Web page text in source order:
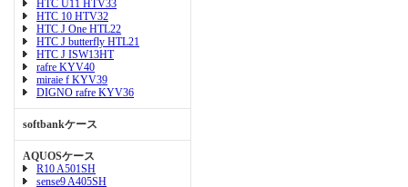
HTC U11 HTV33
HTC 10 HTV32
HTC J One HTL22
HTC J butterfly HTL21
HTC J ISW13HT
rafre KYV40
miraie f KYV39
DIGNO rafre KYV36
softbankケース
AQUOSケース
R10 A501SH
sense9 A405SH